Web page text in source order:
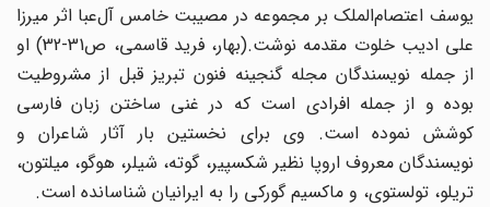
یوسف اعتصام‌الملک بر مجموعه در مصیبت خامس آل‌عبا اثر میرزا
علی ادیب خلوت مقدمه نوشت.(بهار، فرید قاسمی، ص31-32) او
از جمله نویسندگان مجله گنجینه فنون تبریز قبل از مشروطیت
بوده و از جمله افرادی است که در غنی ساختن زبان فارسی
کوشش نموده است. وی برای نخستین بار آثار شاعران و
نویسندگان معروف اروپا نظیر شکسپیر، گوته، شیلر، هوگو، میلتون،
تریلو، تولستوی، و ماکسیم گورکی را به ایرانیان شناسانده است.